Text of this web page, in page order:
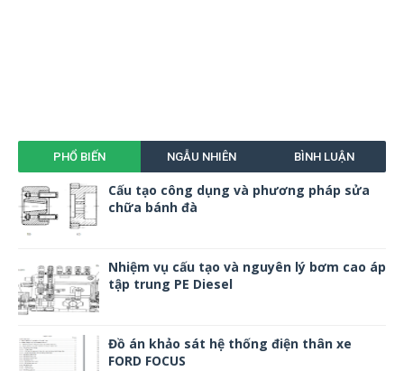
PHỔ BIẾN NGẪU NHIÊN BÌNH LUẬN
Cấu tạo công dụng và phương pháp sửa
chữa bánh đà
Nhiệm vụ cấu tạo và nguyên lý bơm cao áp
tập trung PE Diesel
Đồ án khảo sát hệ thống điện thân xe
FORD FOCUS